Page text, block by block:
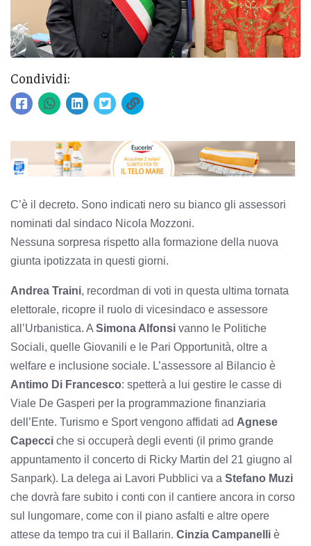
Condividi:
C’è il decreto. Sono indicati nero su bianco gli assessori
nominati dal sindaco Nicola Mozzoni.
Nessuna sorpresa rispetto alla formazione della nuova
giunta ipotizzata in questi giorni.
Andrea Traini, recordman di voti in questa ultima tornata
elettorale, ricopre il ruolo di vicesindaco e assessore
all’Urbanistica. A Simona Alfonsi vanno le Politiche
Sociali, quelle Giovanili e le Pari Opportunità, oltre a
welfare e inclusione sociale. L’assessore al Bilancio è
Antimo Di Francesco: spetterà a lui gestire le casse di
Viale De Gasperi per la programmazione finanziaria
dell’Ente. Turismo e Sport vengono affidati ad Agnese
Capecci che si occuperà degli eventi (il primo grande
appuntamento il concerto di Ricky Martin del 21 giugno al
Sanpark). La delega ai Lavori Pubblici va a Stefano Muzi
che dovrà fare subito i conti con il cantiere ancora in corso
sul lungomare, come con il piano asfalti e altre opere
attese da tempo tra cui il Ballarin. Cinzia Campanelli è